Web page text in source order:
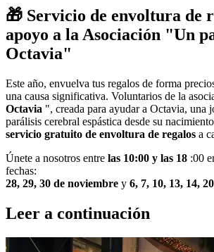
🎁 Servicio de envoltura de
apoyo a la Asociación "Un
Octavia"
Este año, envuelva tus regalos de forma
una causa significativa. Voluntarios de la
Octavia ", creada para ayudar a Octavia, una
parálisis cerebral espástica desde su
servicio gratuito de envoltura de regalos a
Únete a nosotros entre las 10:00 y las 18 :00
fechas:
28, 29, 30 de noviembre y 6, 7, 10, 13, 14,
Leer a continuación